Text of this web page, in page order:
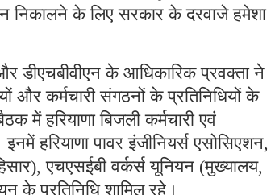
निकालने के लिए सरकार के दरवाजे हमेशा
डीएचबीवीएन के आधिकारिक प्रवक्ता ने
और कर्मचारी संगठनों के प्रतिनिधियों के
में हरियाणा बिजली कर्मचारी एवं
हरियाणा पावर इंजीनियर्स एसोसिएशन,
एचएसईबी वर्कर्स यूनियन (मुख्यालय,
के प्रतिनिधि शामिल रहे।